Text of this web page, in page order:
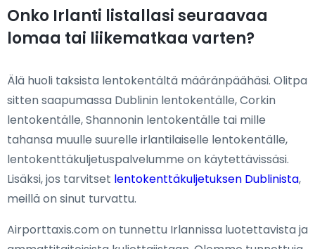
Onko Irlanti listallasi seuraavaa
lomaa tai liikematkaa varten?
Älä huoli taksista lentokentältä määränpäähäsi. Olitpa
sitten saapumassa Dublinin lentokentälle, Corkin
lentokentälle, Shannonin lentokentälle tai mille
tahansa muulle suurelle irlantilaiselle lentokentälle,
lentokenttäkuljetuspalvelumme on käytettävissäsi.
Lisäksi, jos tarvitset lentokenttäkuljetuksen Dublinista,
meillä on sinut turvattu.
Airporttaxis.com on tunnettu Irlannissa luotettavista ja